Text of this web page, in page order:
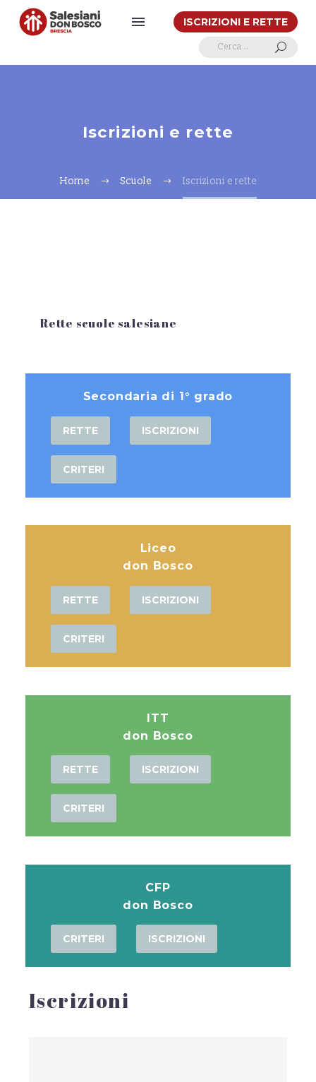
ISCRIZIONI E RETTE
U
Iscrizioni e rette
Home Scuole Iscrizioni e rette
Rette scuole salesiane
Secondaria di 1° grado
RETTE ISCRIZIONI
CRITERI
Liceo
don Bosco
RETTE ISCRIZIONI
CRITERI
ITT
don Bosco
RETTE ISCRIZIONI
CRITERI
CFP
don Bosco
CRITERI ISCRIZIONI
Iscrizioni